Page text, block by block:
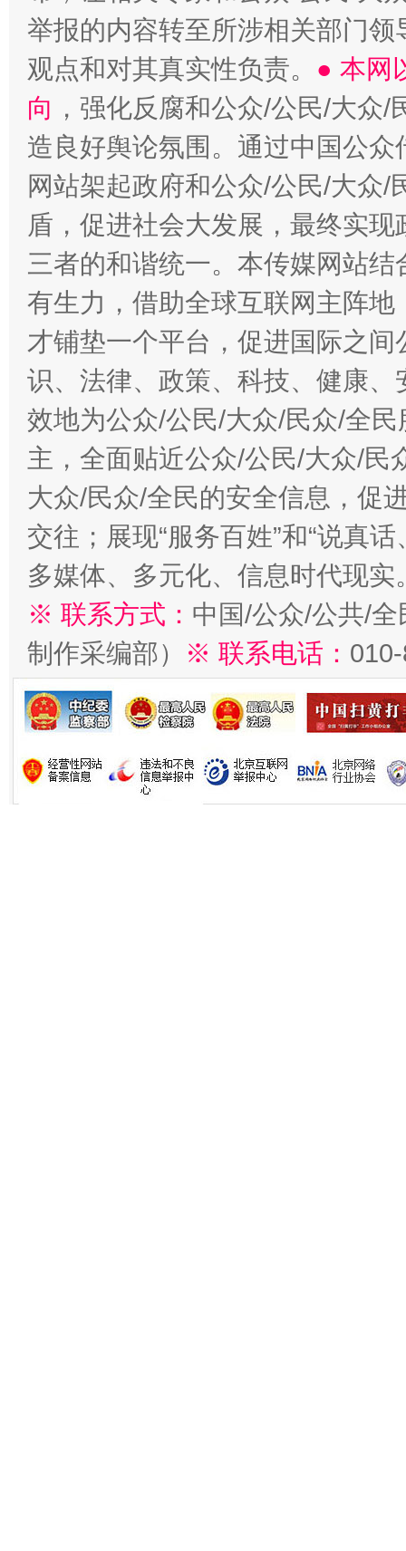
举报的内容转至所涉相关部门
观点和对其真实性负责。 ● 本网
向 ，强化反腐和公众/公民/大众
造良好舆论氛围。通过中国公
网站架起政府和公众/公民/大众
盾，促进社会大发展，最终实
三者的和谐统一。本传媒网站
有生力，借助全球互联网主阵
才铺垫一个平台，促进国际之
识、法律、政策、科技、健康
效地为公众/公民/大众/民众/全
主，全面贴近公众/公民/大众/民
大众/民众/全民的安全信息，促
交往；展现“服务百姓”和“说真
多媒体、多元化、信息时代现实
※ 联系方式： 中国/公众/公共/
制作采编部）
※ 联系电话：